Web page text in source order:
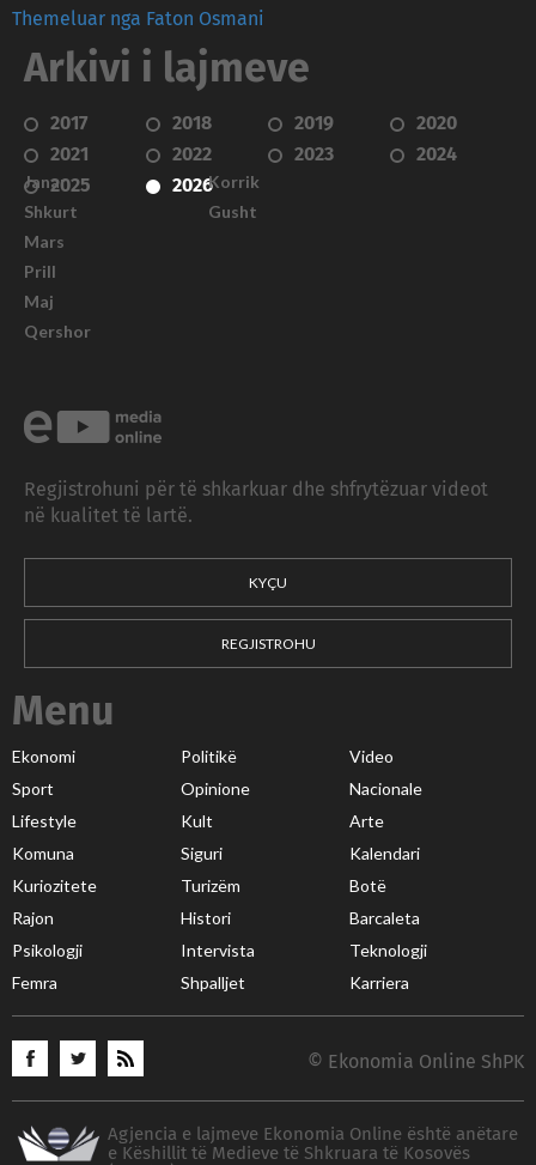
Themeluar nga Faton Osmani
Arkivi i lajmeve
2017 2018 2019
2020
2021
2022 2023
2024
2025
2026
Janar
Shkurt
Mars
Prill
Maj
Qershor
Korrik
Gusht
Regjistrohuni për të shkarkuar dhe shfrytëzuar videot
në kualitet të lartë.
KYÇU
REGJISTROHU
Menu
Ekonomi Politikë
Video
Sport
Opinione
Nacionale
Lifestyle
Kult
Arte
Komuna
Siguri
Kalendari
Kuriozitete
Turizëm
Botë
Rajon
Histori
Barcaleta
Psikologji
Intervista
Teknologji
Femra
Shpalljet Karriera
© Ekonomia Online ShPK
Agjencia e lajmeve Ekonomia Online është anëtare
e Këshillit të Medieve të Shkruara të Kosovës